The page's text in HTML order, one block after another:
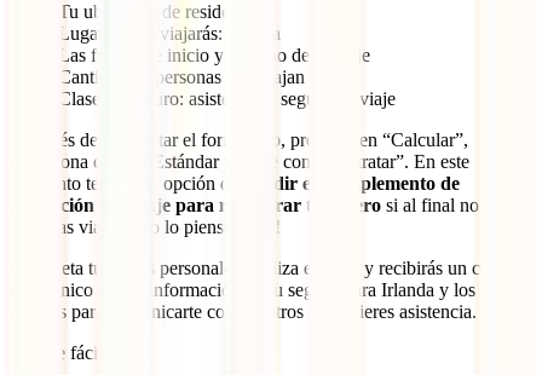
Tu ubicación de residencia
Lugar al que viajarás: Irlanda
Las fechas de inicio y término de tu viaje
Cantidad de personas que viajan
Clase de seguro: asistencia y seguro de viaje
Después de completar el formulario, presiona en “Calcular”,
selecciona el IATI Estándar y sigue con “Contratar”. En este
momento tendrás la opción de
añadir el Complemento de
Anulación del Viaje para recuperar tu dinero si al final no
pudieras viajar. ¡No lo pienses más!
Completa tus datos personales, realiza el pago y recibirás un correo
electrónico con la información de tu seguro para Irlanda y los
detalles para comunicarte con nosotros si requieres asistencia.
¡Así de fácil!